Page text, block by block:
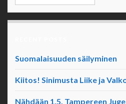
Suomalaisuuden säilyminen
Kiitos! Sinimusta Liike ja
Nähdään 1.5. Tampereen